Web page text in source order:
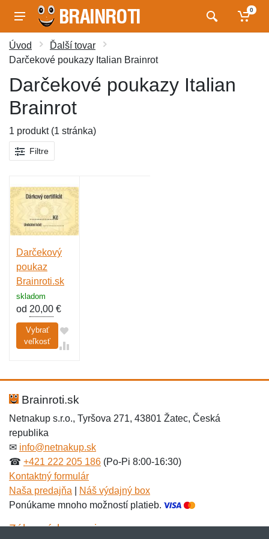
0
Úvod
Ďalší tovar
Darčekové poukazy Italian Brainrot
Darčekové poukazy Italian
Brainrot
1 produkt (1 stránka)
Filtre
Darčekový
poukaz
Brainroti.sk
skladom
od 20,00 €
Vybrať
veľkosť
Brainroti.sk
Netnakup s.r.o., Tyršova 271, 43801 Žatec, Česká
republika
✉ info@netnakup.sk
☎ +421 222 205 186 (Po-Pi 8:00-16:30)
Kontaktný formulár
Naša predajňa
Náš výdajný box
Ponúkame mnoho možností platieb.
Zákaznícky servis